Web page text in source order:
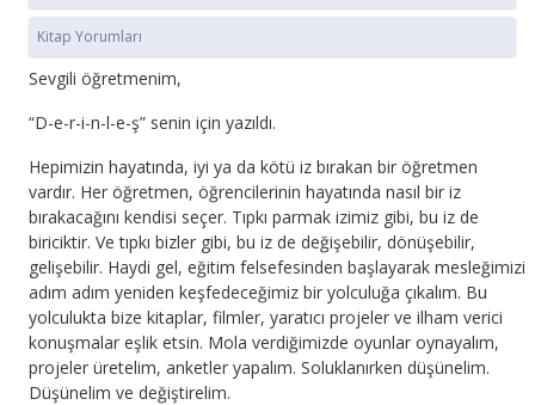
Kitap Yorumları
Sevgili öğretmenim,
“D-e-r-i-n-l-e-ş” senin için yazıldı.
Hepimizin hayatında, iyi ya da kötü iz bırakan bir öğretmen
vardır. Her öğretmen, öğrencilerinin hayatında nasıl bir iz
bırakacağını kendisi seçer. Tıpkı parmak izimiz gibi, bu iz de
biriciktir. Ve tıpkı bizler gibi, bu iz de değişebilir, dönüşebilir,
gelişebilir. Haydi gel, eğitim felsefesinden başlayarak mesleğimizi
adım adım yeniden keşfedeceğimiz bir yolculuğa çıkalım. Bu
yolculukta bize kitaplar, filmler, yaratıcı projeler ve ilham verici
konuşmalar eşlik etsin. Mola verdiğimizde oyunlar oynayalım,
projeler üretelim, anketler yapalım. Soluklanırken düşünelim.
Düşünelim ve değiştirelim.